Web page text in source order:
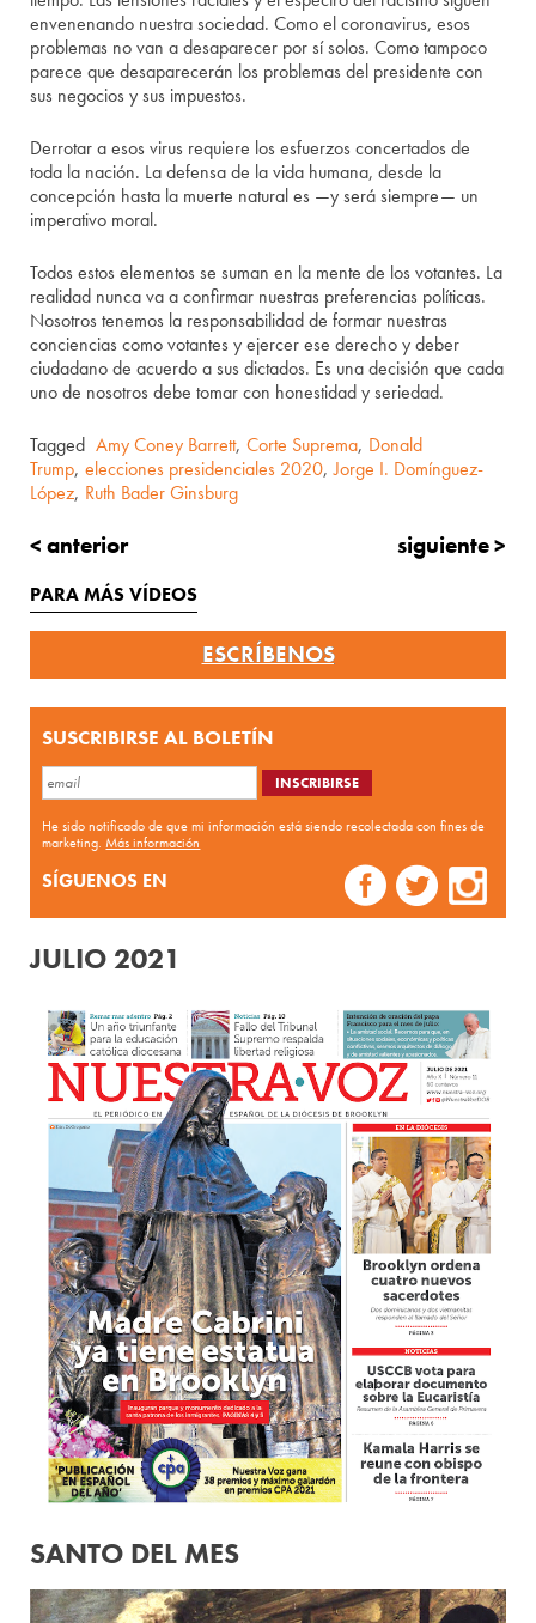
envenenando nuestra sociedad. Como el coronavirus, esos
problemas no van a desaparecer por sí solos. Como tampoco
parece que desaparecerán los problemas del presidente con
sus negocios y sus impuestos.
Derrotar a esos virus requiere los esfuerzos concertados de
toda la nación. La defensa de la vida humana, desde la
concepción hasta la muerte natural es —y será siempre— un
imperativo moral.
Todos estos elementos se suman en la mente de los votantes. La
realidad nunca va a confirmar nuestras preferencias políticas.
Nosotros tenemos la responsabilidad de formar nuestras
conciencias como votantes y ejercer ese derecho y deber
ciudadano de acuerdo a sus dictados. Es una decisión que cada
uno de nosotros debe tomar con honestidad y seriedad.
Tagged Amy Coney Barrett, Corte Suprema, Donald
Trump, elecciones presidenciales 2020, Jorge I. Domínguez-
López, Ruth Bader Ginsburg
< anterior siguiente >
PARA MÁS VÍDEOS
ESCRÍBENOS
SUSCRIBIRSE AL BOLETÍN
He sido notificado de que mi información está siendo recolectada con fines de
marketing.Más información
SÍGUENOS EN
JULIO 2021
SANTO DEL MES